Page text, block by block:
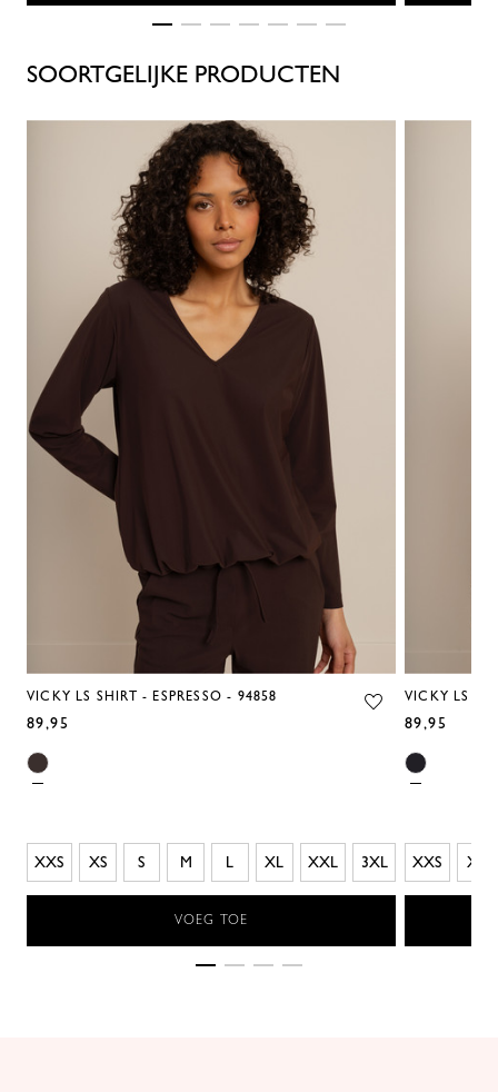
SOORTGELIJKE PRODUCTEN
VICKY LS SHIRT - ESPRESSO - 94858
89,95
XXS XS S M L XL XXL 3XL
VOEG TOE
VICKY LS
89,95
XXS XS